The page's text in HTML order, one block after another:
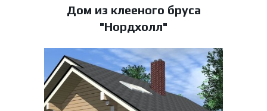
Дом из клееного бруса
"Нордхолл"